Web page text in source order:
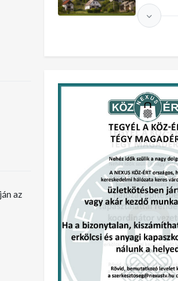
Feltöltve:2023.04.11.
az